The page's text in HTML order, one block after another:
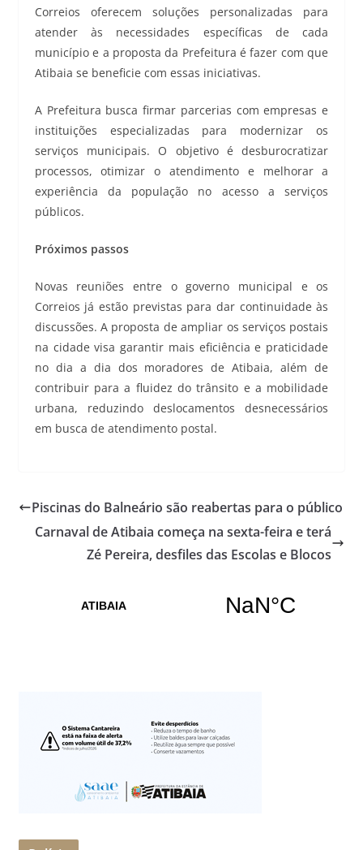
Correios oferecem soluções personalizadas para
atender às necessidades específicas de cada
município e a proposta da Prefeitura é fazer com que
Atibaia se beneficie com essas iniciativas.
A Prefeitura busca firmar parcerias com empresas e
instituições especializadas para modernizar os
serviços municipais. O objetivo é desburocratizar
processos, otimizar o atendimento e melhorar a
experiência da população no acesso a serviços
públicos.
Próximos passos
Novas reuniões entre o governo municipal e os
Correios já estão previstas para dar continuidade às
discussões. A proposta de ampliar os serviços postais
na cidade visa garantir mais eficiência e praticidade
no dia a dia dos moradores de Atibaia, além de
contribuir para a fluidez do trânsito e a mobilidade
urbana, reduzindo deslocamentos desnecessários
em busca de atendimento postal.
Piscinas do Balneário são reabertas para o público
Carnaval de Atibaia começa na sexta-feira e terá
Zé Pereira, desfiles das Escolas e Blocos